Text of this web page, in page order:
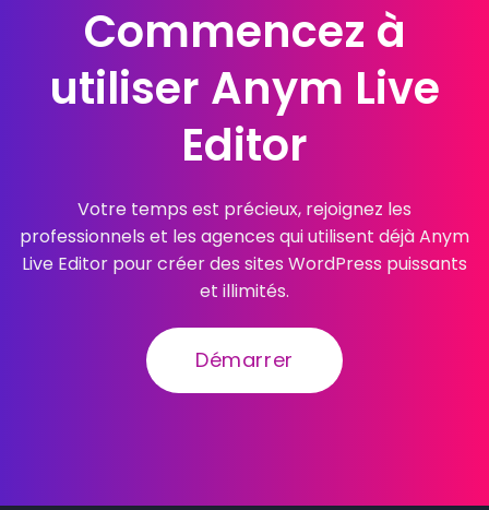
Commencez à
utiliser Anym Live
Editor
Votre temps est précieux, rejoignez les
professionnels et les agences qui utilisent déjà Anym
Live Editor pour créer des sites WordPress puissants
et illimités.
Démarrer